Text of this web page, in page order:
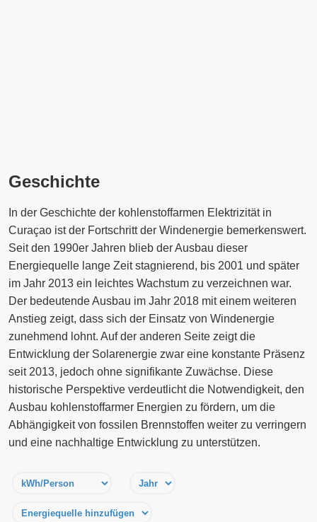
Geschichte
In der Geschichte der kohlenstoffarmen Elektrizität in
Curaçao ist der Fortschritt der Windenergie bemerkenswert.
Seit den 1990er Jahren blieb der Ausbau dieser
Energiequelle lange Zeit stagnierend, bis 2001 und später
im Jahr 2013 ein leichtes Wachstum zu verzeichnen war.
Der bedeutende Ausbau im Jahr 2018 mit einem weiteren
Anstieg zeigt, dass sich der Einsatz von Windenergie
zunehmend lohnt. Auf der anderen Seite zeigt die
Entwicklung der Solarenergie zwar eine konstante Präsenz
seit 2013, jedoch ohne signifikante Zuwächse. Diese
historische Perspektive verdeutlicht die Notwendigkeit, den
Ausbau kohlenstoffarmer Energien zu fördern, um die
Abhängigkeit von fossilen Brennstoffen weiter zu verringern
und eine nachhaltige Entwicklung zu unterstützen.